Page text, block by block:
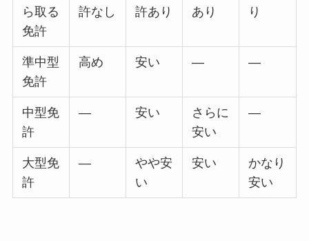
ら取る
免許
許なし
許あり
あり
り
準中型
免許
高め 安い ― ―
中型免
許
― 安い
さらに
安い
―
大型免
許
―
やや安
い
安い
かなり
安い